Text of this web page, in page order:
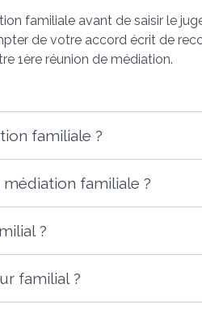
familiale avant de saisir le
de votre accord écrit de
1ère réunion de médiation.
familiale ?
familiale ?
?
familial ?